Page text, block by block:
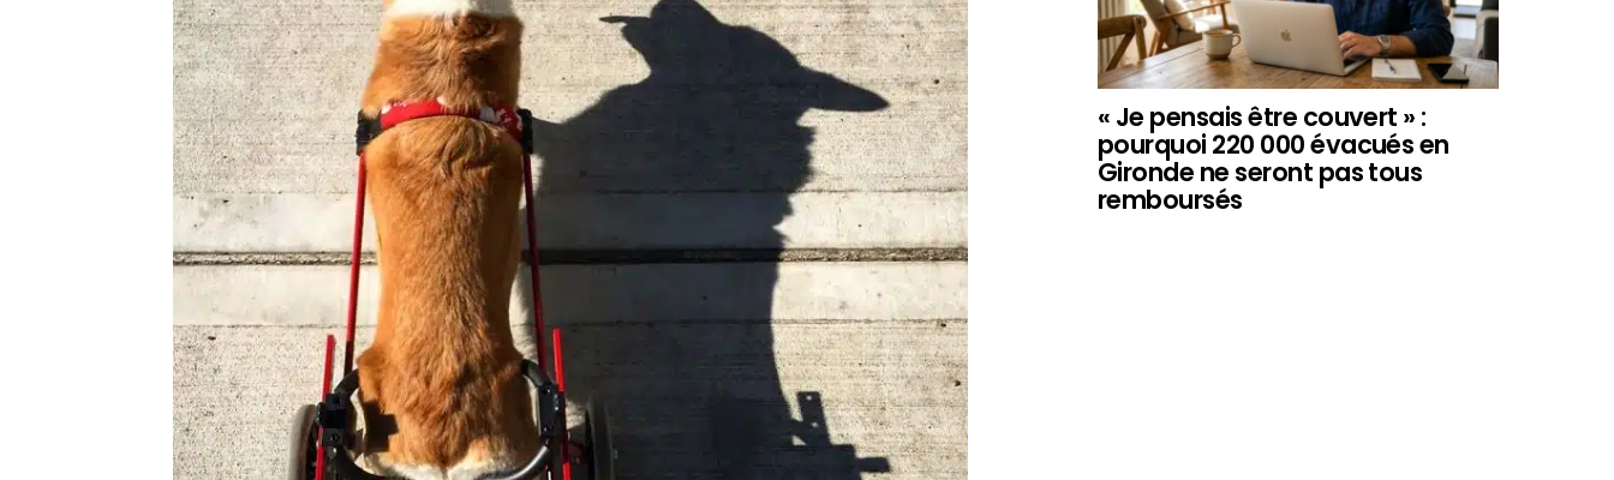
« Je pensais être couvert » :
pourquoi 220 000 évacués en
Gironde ne seront pas tous
remboursés